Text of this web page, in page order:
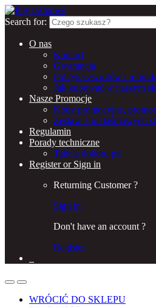
Search for:
O nas
Kontact
Gwarancja
Polityka zwrotów i
Jak kupować w naszym
Nasze Promocje
Kody promocyjne,
Zestaw 3 pił taśmowych
Regulamin
Porady techniczne
Tabela doboru pił
Register or Sign in
Returning Customer ?
Sign in
Don't have an account ?
Register
WRÓCIĆ DO SKLEPU